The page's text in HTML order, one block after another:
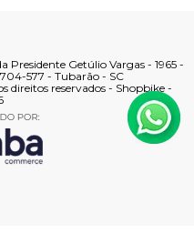
Presidente Getúlio Vargas - 1965 -
577 - Tubarão - SC
direitos reservados - Shopbike -